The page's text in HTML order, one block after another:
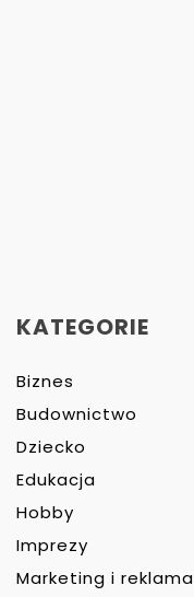
KATEGORIE
Biznes
Budownictwo
Dziecko
Edukacja
Hobby
Imprezy
Marketing i reklama